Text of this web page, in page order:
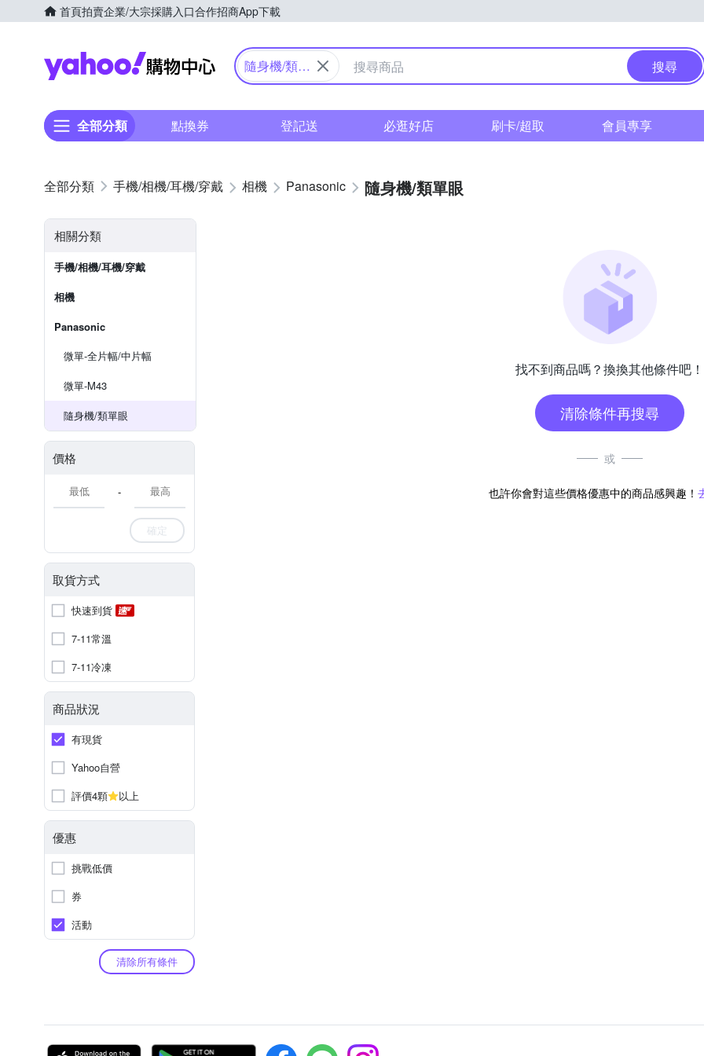
首頁拍賣企業/大宗採購入口合作招商App下載
Yahoo購物中心
隨身機/類單
搜尋
全部分類 點換券 登記送 必逛好店 刷卡/超取 會員專享
手機/相機/耳機/穿戴 相機 Panasonic 隨身機/類單眼
相關分類
手機/相機/耳機/穿戴
相機
Panasonic
微單-全片幅/中片幅
微單-M43
隨身機/類單眼
價格
-
確定
取貨方式
快速到貨
7-11常溫
7-11冷凍
商品狀況
有現貨
Yahoo自營
評價4顆
以上
優惠
挑戰低價
券
活動
清除所有條件
找不到商品嗎？換換其他條件吧！
清除條件再搜尋
或
也許你會對這些價格優惠中的商品感興趣！